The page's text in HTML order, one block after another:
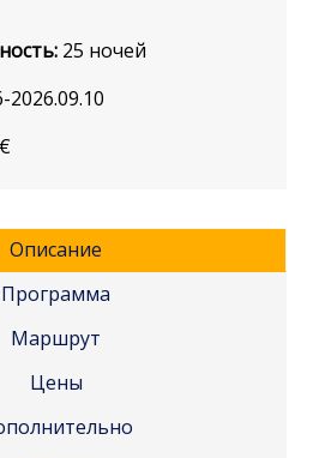
25 ночей
2026.09.10
€
Описание
Программа
Маршрут
Цены